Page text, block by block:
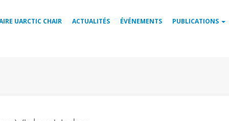
UARCTIC CHAIR ACTUALITÉS ÉVÉNEMENTS PUBLICATIONS